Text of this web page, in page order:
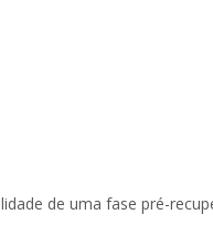
de uma fase pré-